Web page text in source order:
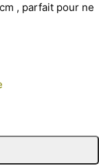
, parfait pour ne